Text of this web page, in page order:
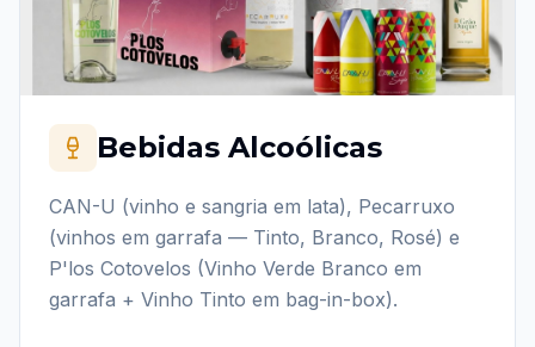
Bebidas Alcoólicas
CAN-U (vinho e sangria em lata), Pecarruxo
(vinhos em garrafa — Tinto, Branco, Rosé) e
P'los Cotovelos (Vinho Verde Branco em
garrafa + Vinho Tinto em bag-in-box).